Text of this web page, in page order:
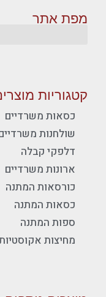
מפת אתר
קטגוריות
כסאות משרדיים
שולחנות
דלפקי קבלה
ארונות משרדיים
כורסאות המתנה
כסאות המתנה
ספות המתנה
מחיצות